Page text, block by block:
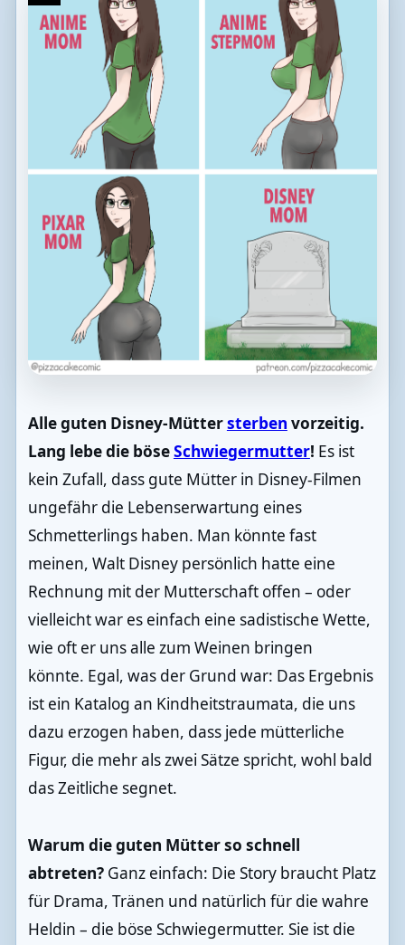
Alle guten Disney-Müttersterben vorzeitig.
Lang lebe die böseSchwiegermutter! Es ist
kein Zufall, dass gute Mütter in Disney-Filmen
ungefähr die Lebenserwartung eines
Schmetterlings haben. Man könnte fast
meinen, Walt Disney persönlich hatte eine
Rechnung mit der Mutterschaft offen – oder
vielleicht war es einfach eine sadistische Wette,
wie oft er uns alle zum Weinen bringen
könnte. Egal, was der Grund war: Das Ergebnis
ist ein Katalog an Kindheitstraumata, die uns
dazu erzogen haben, dass jede mütterliche
Figur, die mehr als zwei Sätze spricht, wohl bald
das Zeitliche segnet.
Warum die guten Mütter so schnell
abtreten?Ganz einfach: Die Story braucht Platz
für Drama, Tränen und natürlich für die wahre
Heldin – die böse Schwiegermutter. Sie ist die